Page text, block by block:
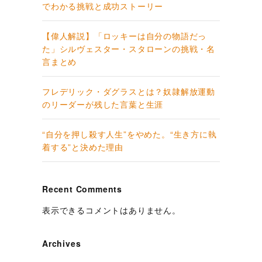
でわかる挑戦と成功ストーリー
【偉人解説】「ロッキーは自分の物語だっ
た」シルヴェスター・スタローンの挑戦・名
言まとめ
フレデリック・ダグラスとは？奴隷解放運動
のリーダーが残した言葉と生涯
“自分を押し殺す人生”をやめた。“生き方に執
着する”と決めた理由
Recent Comments
表示できるコメントはありません。
Archives